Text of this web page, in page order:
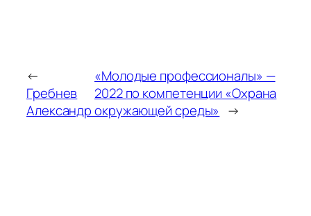
←
Гребнев
Александр
«Молодые профессионалы» —
2022 по компетенции «Охрана
окружающей среды» →